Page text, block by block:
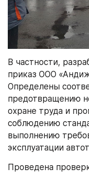
В частности,
приказ ООО
Определены
предотвращению
охране труда и
соблюдению
выполнению
эксплуатации
Проведена